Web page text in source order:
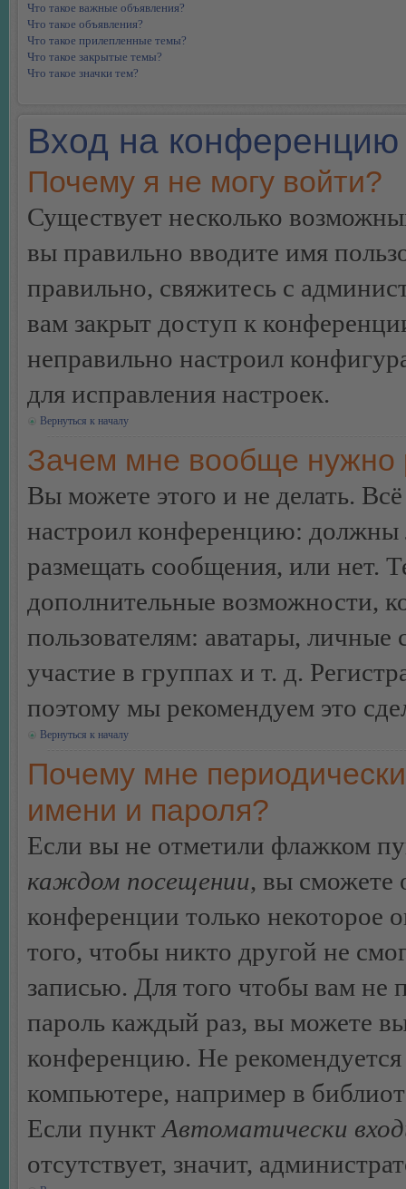
Что такое важные объявления?
Что такое объявления?
Что такое прилепленные темы?
Что такое закрытые темы?
Что такое значки тем?
Вход на конференцию
Почему я не могу войти?
Существует несколько
вы правильно вводите имя
правильно, свяжитесь с
вам закрыт доступ к
неправильно настроил
для исправления настроек.
Вернуться к началу
Зачем мне вообще нужно
Вы можете этого и не делать.
настроил конференцию: должны
размещать сообщения, или нет.
дополнительные возможности,
пользователям: аватары,
участие в группах и т. д.
поэтому мы рекомендуем это
Вернуться к началу
Почему мне
имени и пароля?
Если вы не отметили флажком
каждом посещении, вы сможете
конференции только некоторое
того, чтобы никто другой не
записью. Для того чтобы вам не
пароль каждый раз, вы можете
конференцию. Не
компьютере, например в
Если пункт Автоматически
отсутствует, значит,